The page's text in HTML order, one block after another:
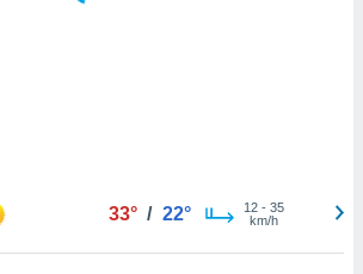
33° / 22° 12- 35
km/h